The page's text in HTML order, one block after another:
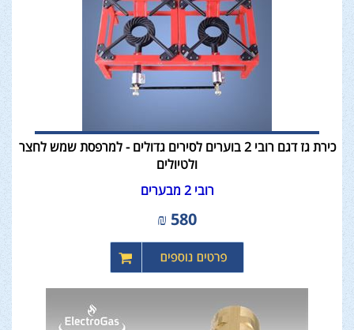
כירת גז דגם רובי 2 בוערים לסירים גדולים - למרפסת שמש לחצר
ולטיולים
רובי 2 מבערים
580
₪